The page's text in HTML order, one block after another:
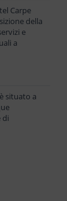
Carpe
della
e
a
situato a
di